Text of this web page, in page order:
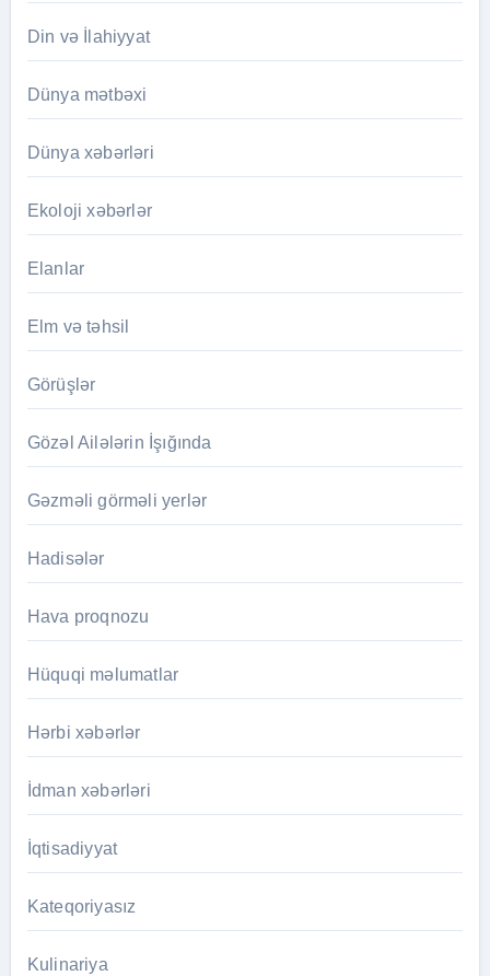
Din və İlahiyyat
Dünya mətbəxi
Dünya xəbərləri
Ekoloji xəbərlər
Elanlar
Elm və təhsil
Görüşlər
Gözəl Ailələrin İşığında
Gəzməli görməli yerlər
Hadisələr
Hava proqnozu
Hüquqi məlumatlar
Hərbi xəbərlər
İdman xəbərləri
İqtisadiyyat
Kateqoriyasız
Kulinariya